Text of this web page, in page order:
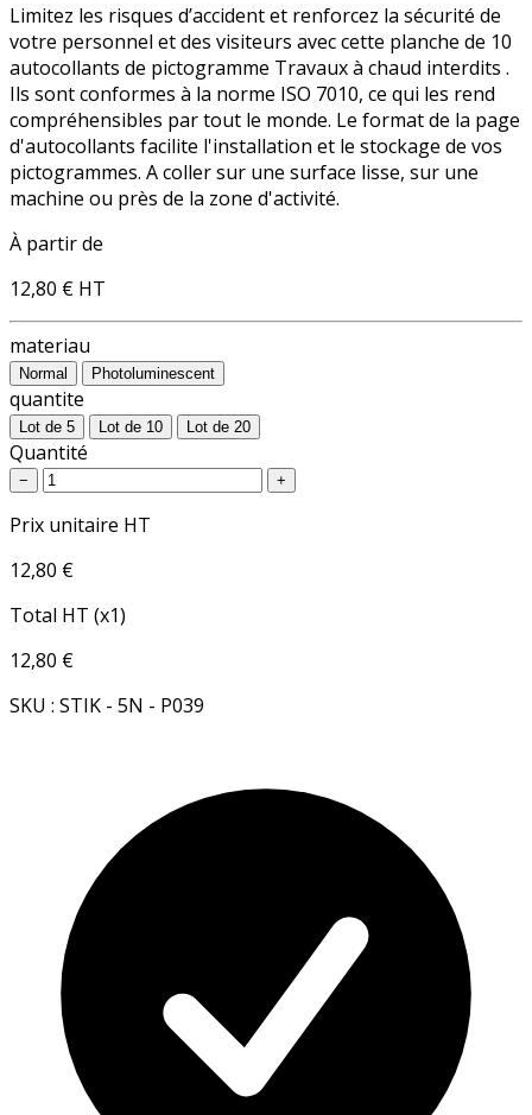
Limitez les risques d’accident et renforcez la sécurité de
votre personnel et des visiteurs avec cette planche de 10
autocollants de pictogramme Travaux à chaud interdits .
Ils sont conformes à la norme ISO 7010, ce qui les rend
compréhensibles par tout le monde. Le format de la page
d'autocollants facilite l'installation et le stockage de vos
pictogrammes. A coller sur une surface lisse, sur une
machine ou près de la zone d'activité.
À partir de
12,80 € HT
materiau
Normal Photoluminescent
quantite
Lot de 5 Lot de 10 Lot de 20
Quantité
− +
Prix unitaire HT
12,80 €
Total HT (x1)
12,80 €
SKU : STIK - 5N - P039